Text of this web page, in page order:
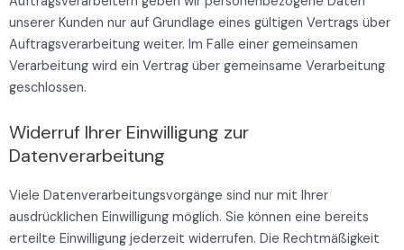
unserer Kunden nur auf Grundlage eines gültigen Vertrags über
Auftragsverarbeitung weiter. Im Falle einer gemeinsamen
Verarbeitung wird ein Vertrag über gemeinsame Verarbeitung
geschlossen.
Widerruf Ihrer Einwilligung zur
Datenverarbeitung
Viele Datenverarbeitungsvorgänge sind nur mit Ihrer
ausdrücklichen Einwilligung möglich. Sie können eine bereits
erteilte Einwilligung jederzeit widerrufen. Die Rechtmäßigkeit